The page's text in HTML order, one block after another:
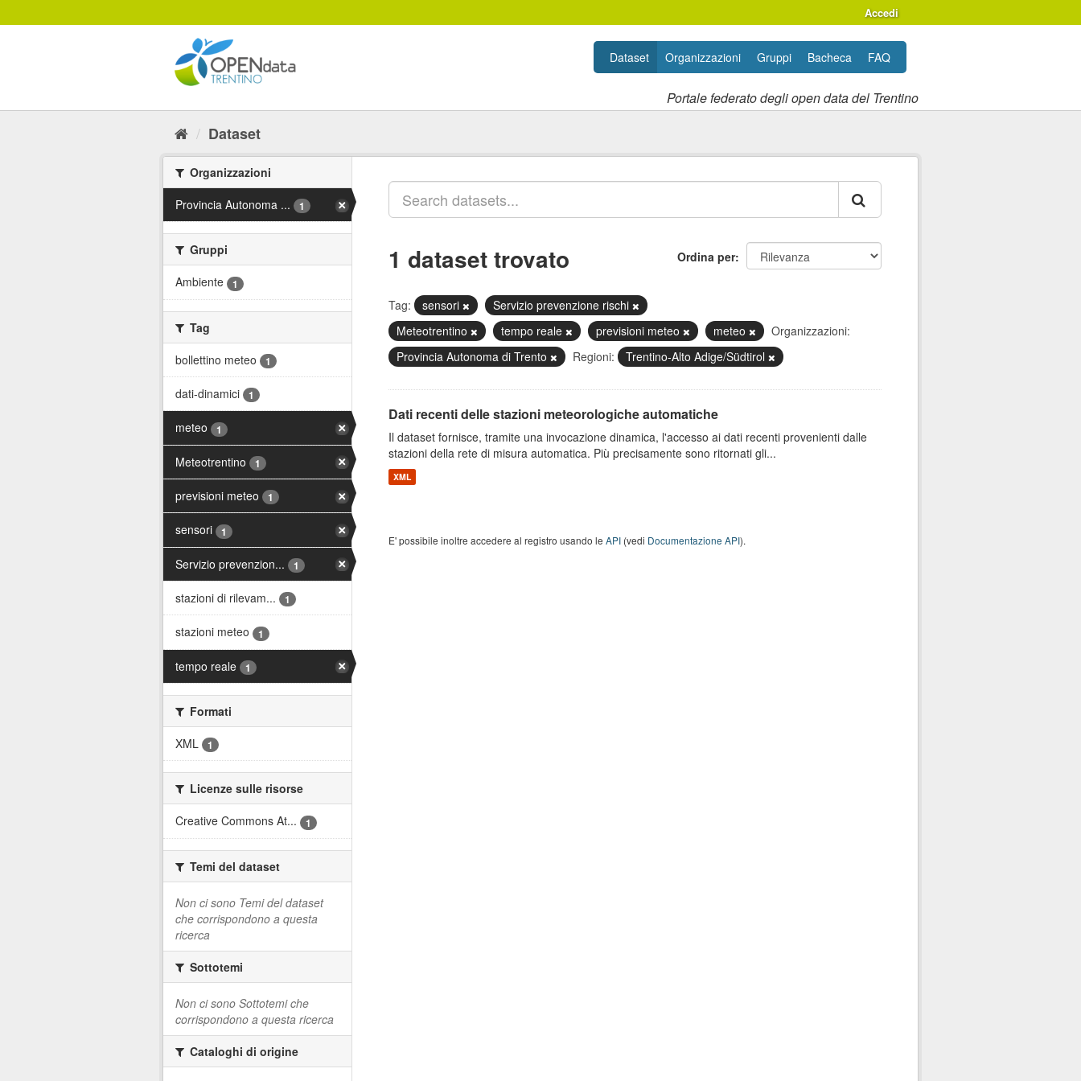
al
Accedi
Portale federato degli open data del Trentino
Dataset Organizzazioni Gruppi Bacheca FAQ
Dataset
Organizzazioni
Provincia Autonoma ...
1
Gruppi
Ambiente
1
Tag
bollettino meteo
1
dati-dinamici 1
meteo 1
Meteotrentino 1
previsioni meteo 1
sensori 1
Servizio prevenzion... 1
stazioni di rilevam... 1
stazioni meteo 1
tempo reale 1
Formati
XML
1
Licenze sulle risorse
Creative Commons At...
1
Temi del dataset
Non ci sono Temi del dataset
che corrispondono a questa
ricerca
Sottotemi
Non ci sono Sottotemi che
corrispondono a questa ricerca
Cataloghi di origine
Ordina per
1 dataset trovato
Tag: sensori
Servizio prevenzione rischi
Meteotrentino
tempo reale previsioni meteo meteo
Organizzazioni:
Provincia Autonoma di Trento
Regioni: Trentino-Alto Adige/Südtirol
Dati recenti delle stazioni meteorologiche automatiche
Il dataset fornisce, tramite una invocazione dinamica, l'accesso ai dati recenti provenienti dalle
stazioni della rete di misura automatica. Più precisamente sono ritornati gli...
XML
E' possibile inoltre accedere al registro usando le API(vedi Documentazione API).